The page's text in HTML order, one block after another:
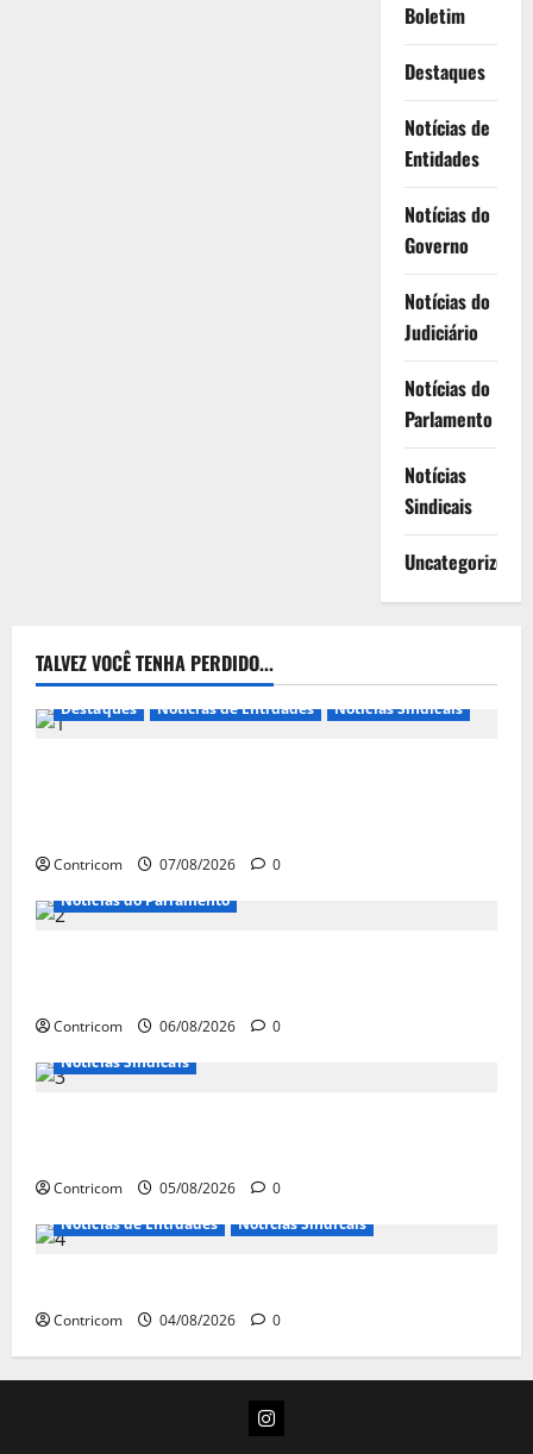
Boletim
Destaques
Notícias de
Entidades
Notícias do
Governo
Notícias do
Judiciário
Notícias do
Parlamento
Notícias
Sindicais
Uncategorized
TALVEZ VOCÊ TENHA PERDIDO...
Destaques Notícias de Entidades Notícias Sindicais
Contricom 07/08/2026
0
Notícias do Parlamento
Contricom 06/08/2026
0
Notícias Sindicais
Contricom 05/08/2026
0
Notícias de Entidades
Notícias Sindicais
Contricom 04/08/2026 0
Instagram